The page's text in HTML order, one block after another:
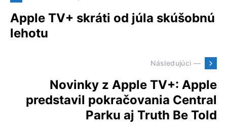
Apple TV+ skráti od júla skúšobnú
lehotu
Následujúci —
Novinky z Apple TV+: Apple
predstavil pokračovania Central
Parku aj Truth Be Told